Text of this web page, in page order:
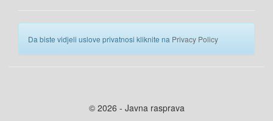
Da biste vidjeli uslove privatnosi kliknite na Privacy Policy
© 2026 - Javna rasprava